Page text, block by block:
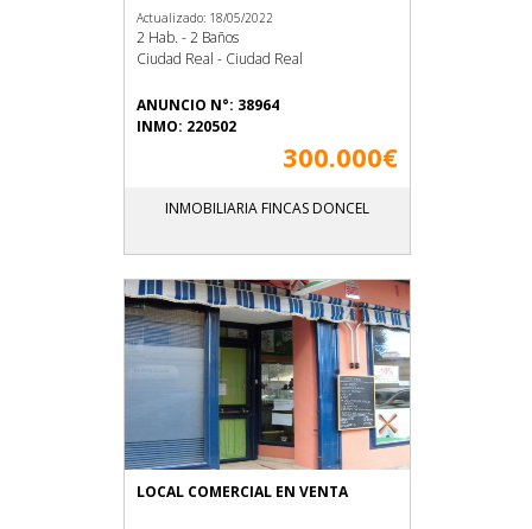
Actualizado: 18/05/2022
2 Hab. - 2 Baños
Ciudad Real - Ciudad Real
ANUNCIO N°: 38964
INMO: 220502
300.000€
INMOBILIARIA FINCAS DONCEL
LOCAL COMERCIAL EN VENTA